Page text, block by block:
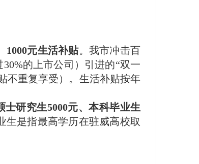
1000元生活补贴。我市冲击百
的上市公司）引进的“双一
不重复享受）。生活补贴按年
士研究生5000元、本科毕业生
生是指最高学历在驻威高校取